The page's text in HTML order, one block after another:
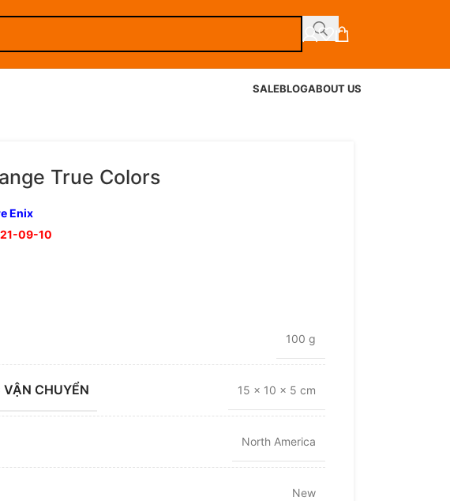
SALEBLOGABOUT US
True Colors
Enix
09-10
100 g
CHUYỂN 15 × 10 × 5 cm
North America
New